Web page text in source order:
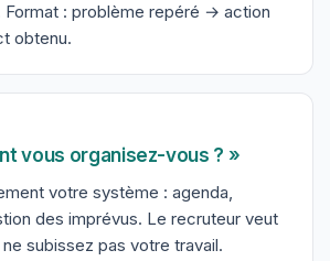
Format : problème repéré → action
obtenu.
vous organisez-vous ? »
votre système : agenda,
des imprévus. Le recruteur veut
subissez pas votre travail.